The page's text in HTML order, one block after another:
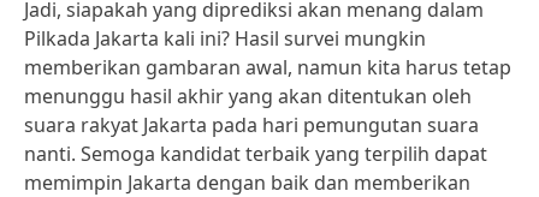
Jadi, siapakah yang diprediksi akan menang dalam
Pilkada Jakarta kali ini? Hasil survei mungkin
memberikan gambaran awal, namun kita harus tetap
menunggu hasil akhir yang akan ditentukan oleh
suara rakyat Jakarta pada hari pemungutan suara
nanti. Semoga kandidat terbaik yang terpilih dapat
memimpin Jakarta dengan baik dan memberikan